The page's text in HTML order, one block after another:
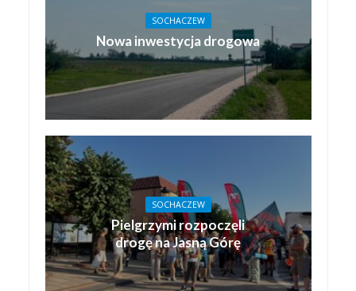
SOCHACZEW
Nowa inwestycja drogowa
SOCHACZEW
Pielgrzymi rozpoczęli
drogę na Jasną Górę